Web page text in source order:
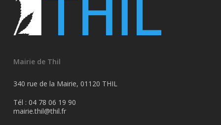
Mairie de Thil
340 rue de la Mairie, 01120 THIL
Tél : 04 78 06 19 90
mairie.thil@thil.fr